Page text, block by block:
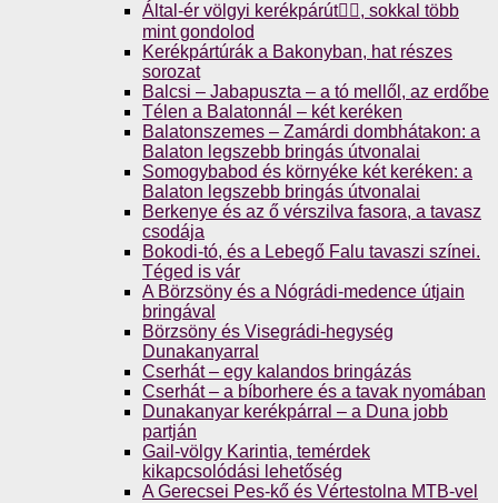
Által-ér völgyi kerékpárút🚴‍♀️, sokkal több
mint gondolod
Kerékpártúrák a Bakonyban, hat részes
sorozat
Balcsi – Jabapuszta – a tó mellől, az erdőbe
Télen a Balatonnál – két keréken
Balatonszemes – Zamárdi dombhátakon: a
Balaton legszebb bringás útvonalai
Somogybabod és környéke két keréken: a
Balaton legszebb bringás útvonalai
Berkenye és az ő vérszilva fasora, a tavasz
csodája
Bokodi-tó, és a Lebegő Falu tavaszi színei.
Téged is vár
A Börzsöny és a Nógrádi-medence útjain
bringával
Börzsöny és Visegrádi-hegység
Dunakanyarral
Cserhát – egy kalandos bringázás
Cserhát – a bíborhere és a tavak nyomában
Dunakanyar kerékpárral – a Duna jobb
partján
Gail-völgy Karintia, temérdek
kikapcsolódási lehetőség
A Gerecsei Pes-kő és Vértestolna MTB-vel